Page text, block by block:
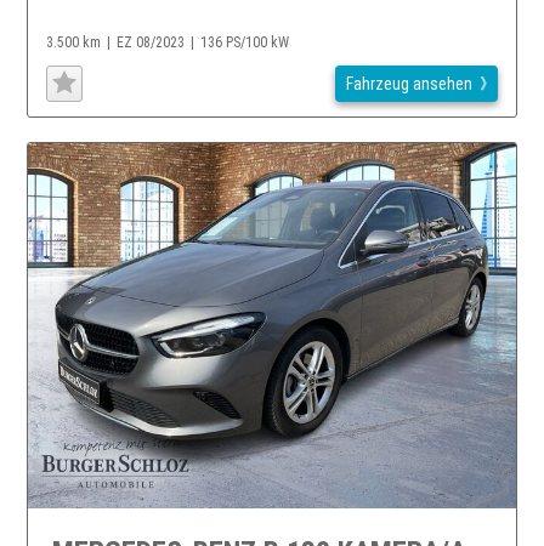
3.500 km EZ 08/2023 136 PS/100 kW
Fahrzeug ansehen